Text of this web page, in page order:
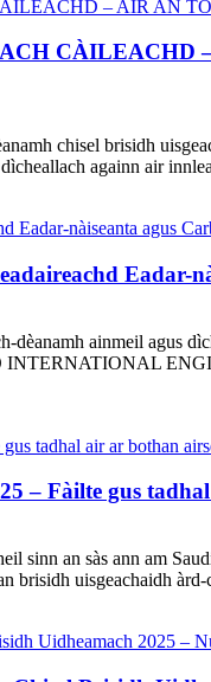
CÀILEACHD
chisel brisidh
againn air
Eadar-
ainmeil agus
INTERNATIONAL
– Fàilte gus
an sàs ann am
brisidh uisgeachaidh